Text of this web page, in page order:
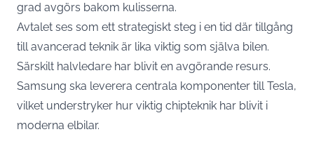
grad avgörs bakom kulisserna.
Avtalet ses som ett strategiskt steg i en tid där tillgång
till avancerad teknik är lika viktig som själva bilen.
Särskilt halvledare har blivit en avgörande resurs.
Samsung ska leverera centrala komponenter till Tesla,
vilket understryker hur viktig chipteknik har blivit i
moderna elbilar.